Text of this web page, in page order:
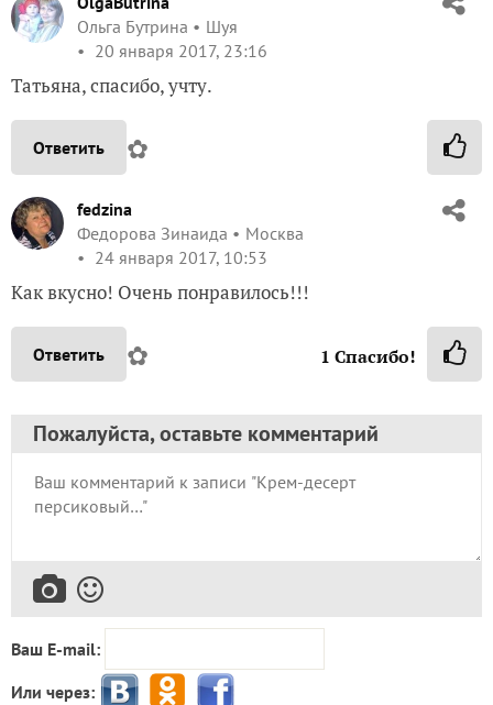
Ольга Бутрина
Шуя
20 января 2017, 23:16
Татьяна, спасибо, учту.
Ответить ✿
fedzina
Федорова Зинаида
Москва
24 января 2017, 10:53
Как вкусно! Очень понравилось!!!
Ответить ✿ 1 Спасибо!
Пожалуйста, оставьте комментарий
Ваш E-mail:
Или через: